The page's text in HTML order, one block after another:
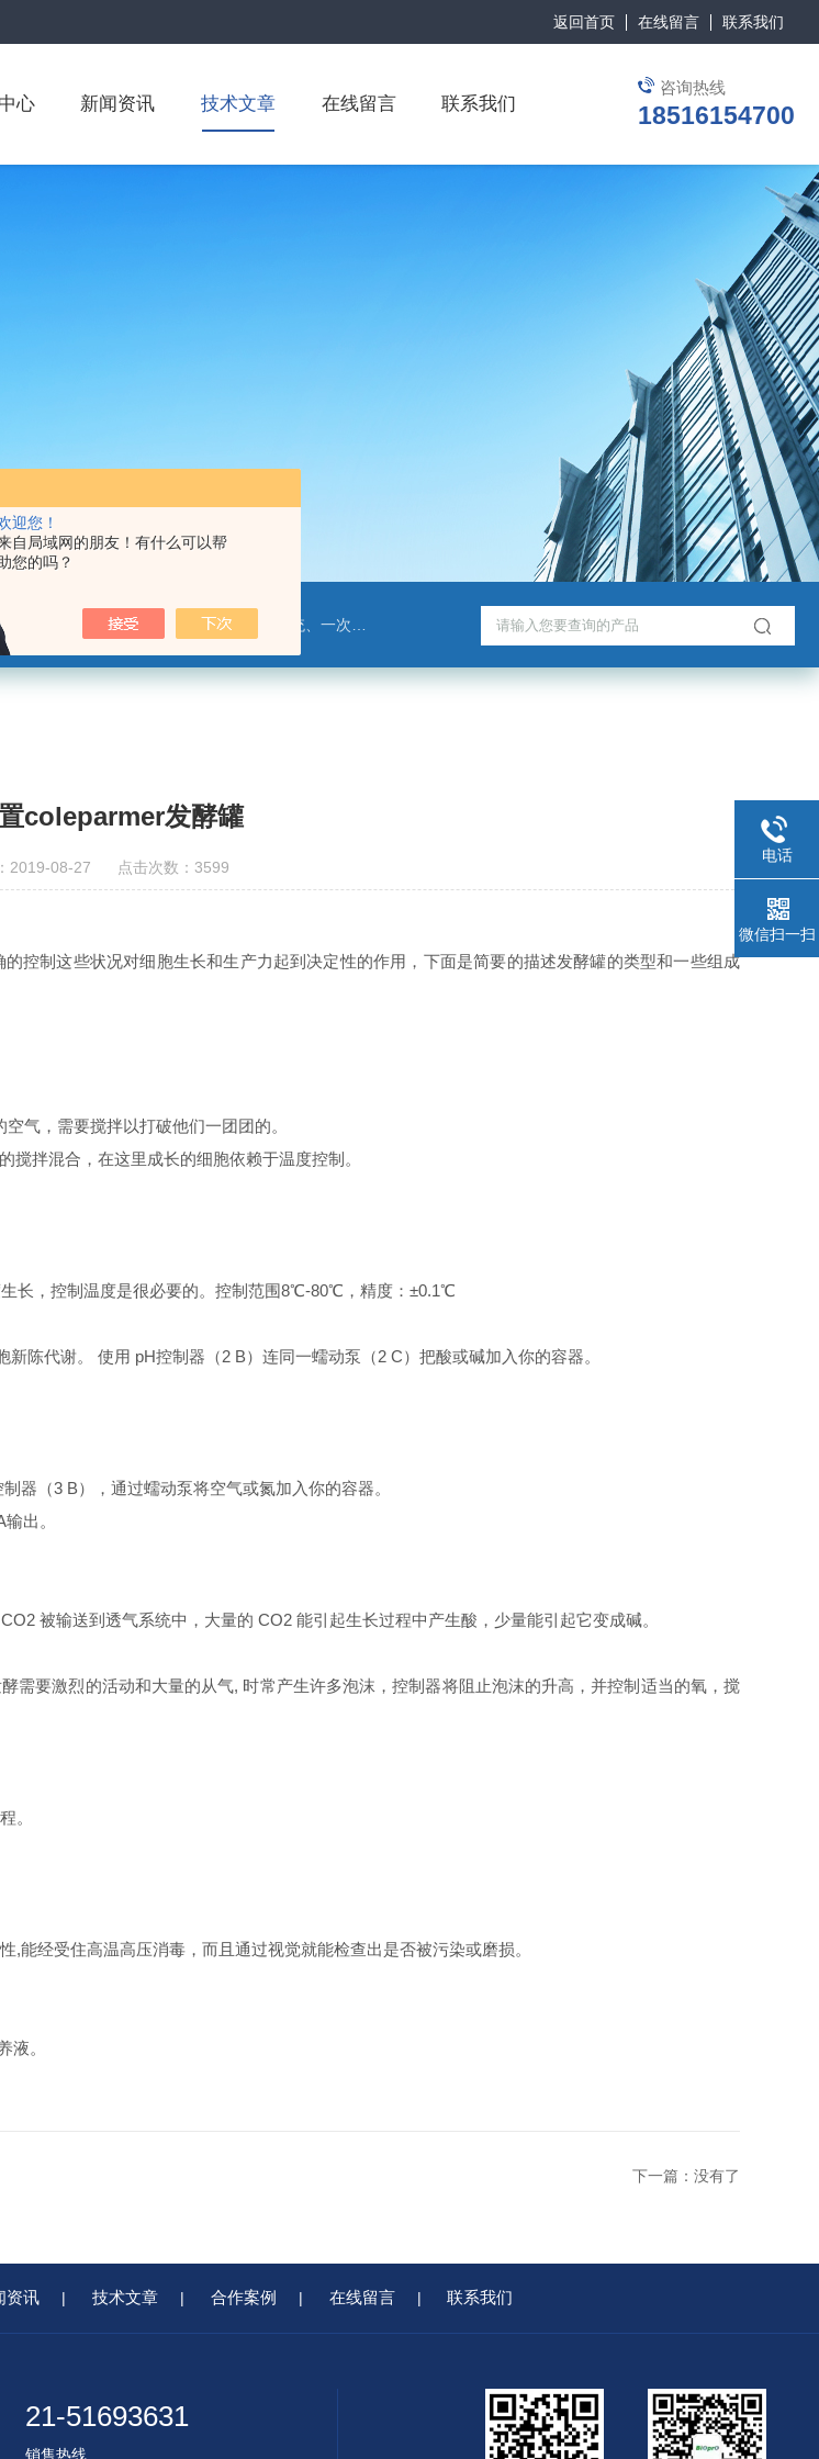
迎您！
自局域网的朋友！有什么可以帮
您的吗？
返回首页 在线留言 联系我们
咨询热线
18516154700
心 新闻资讯 技术文章 在线留言 联系我们
压力监控与传送系统、一次压力传感器 ，圣戈班管
coleparmer发酵罐
2019-08-27 点击次数：3599
控制这些状况对细胞生长和生产力起到决定性的作用，下面是简要的描述发酵罐的类型和一些组成
气，需要搅拌以打破他们一团团的。
拌混合，在这里成长的细胞依赖于温度控制。
长，控制温度是很必要的。 控制范围8℃-80℃，精度：±0.1℃
陈代谢。 使用 pH控制器（2 B）连同一蠕动泵（2 C）把酸或碱加入你的容器。
器（3 B），通过蠕动泵将空气或氮加入你的容器。
出。
被输送到透气系统中，大量的 CO2 能引起生长过程中产生酸，少量能引起它变成碱。
需要激烈的活动和大量的从气, 时常产生许多泡沫，控制器将阻止泡沫的升高，并控制适当的氧，搅
。
能经受住高温高压消毒，而且通过视觉就能检查出是否被污染或磨损。
液。
下一篇：没有了
资讯 | 技术文章 | 合作案例 | 在线留言 | 联系我们
21-51693631
销售热线
电话
微信扫一扫